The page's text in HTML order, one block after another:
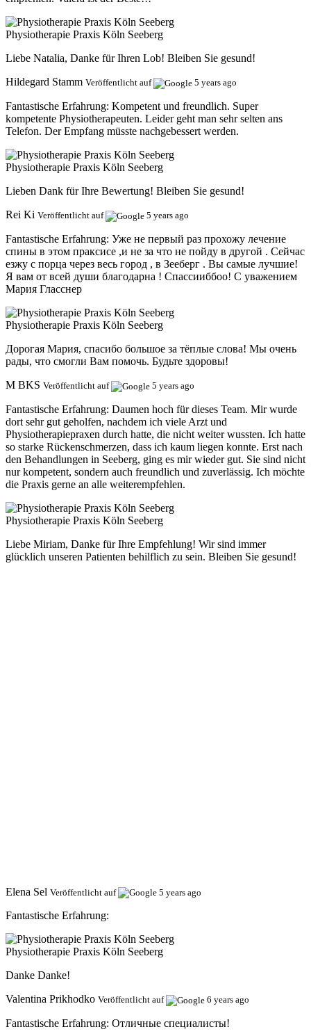
Physiotherapie Praxis Köln Seeberg
Liebe Natalia, Danke für Ihren Lob! Bleiben Sie gesund!
Hildegard Stamm Veröffentlicht auf 5 years ago
Fantastische Erfahrung: Kompetent und freundlich. Super
kompetente Physiotherapeuten. Leider geht man sehr selten ans
Telefon. Der Empfang müsste nachgebessert werden.
Physiotherapie Praxis Köln Seeberg
Lieben Dank für Ihre Bewertung! Bleiben Sie gesund!
Rei Ki Veröffentlicht auf 5 years ago
Fantastische Erfahrung: Уже не первый раз прохожу лечение
спины в этом праксисе ,и не за что не пойду в другой . Сейчас
езжу с порца через весь город , в Зееберг . Вы самые лучшие!
Я вам от всей души благодарна ! Спассииббоо! С уважением
Мария Гласснер
Physiotherapie Praxis Köln Seeberg
Дорогая Мария, спасибо большое за тёплые слова! Мы очень
рады, что смогли Вам помочь. Будьте здоровы!
M BKS Veröffentlicht auf 5 years ago
Fantastische Erfahrung: Daumen hoch für dieses Team. Mir wurde
dort sehr gut geholfen, nachdem ich viele Arzt und
Physiotherapiepraxen durch hatte, die nicht weiter wussten. Ich hatte
so starke Rückenschmerzen, dass ich kaum liegen konnte. Erst nach
den Behandlungen in Seeberg, ging es mir wieder gut. Sie sind nicht
nur kompetent, sondern auch freundlich und zuverlässig. Ich möchte
die Praxis gerne an alle weiterempfehlen.
Physiotherapie Praxis Köln Seeberg
Liebe Miriam, Danke für Ihre Empfehlung! Wir sind immer
glücklich unseren Patienten behilflich zu sein. Bleiben Sie gesund!
Elena Sel Veröffentlicht auf 5 years ago
Fantastische Erfahrung:
Physiotherapie Praxis Köln Seeberg
Danke Danke!
Valentina Prikhodko Veröffentlicht auf 6 years ago
Fantastische Erfahrung: Отличные специалисты!